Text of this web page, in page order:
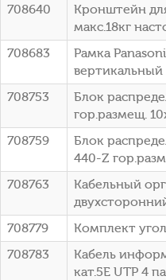
708640
Кронштейн
макс.18кг
708683
Рамка
708753
Блок
гор.размещ.
708759
Блок
440-Z
708763
Кабельный
708779
Комплект
708783
Кабель
кат.5E UTP 4